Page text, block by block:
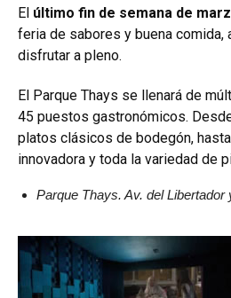
El último fin de semana de
feria de sabores y buena comida,
disfrutar a pleno.
El Parque Thays se llenará de
45 puestos gastronómicos.
platos clásicos de bodegón,
innovadora y toda la variedad de
Parque Thays. Av. del Libertador